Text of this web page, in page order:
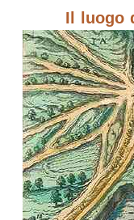
Il luogo